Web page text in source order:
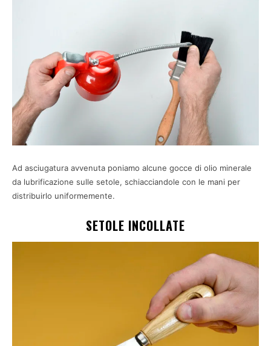
Ad asciugatura avvenuta poniamo alcune gocce di olio minerale
da lubrificazione sulle setole, schiacciandole con le mani per
distribuirlo uniformemente.
SETOLE INCOLLATE